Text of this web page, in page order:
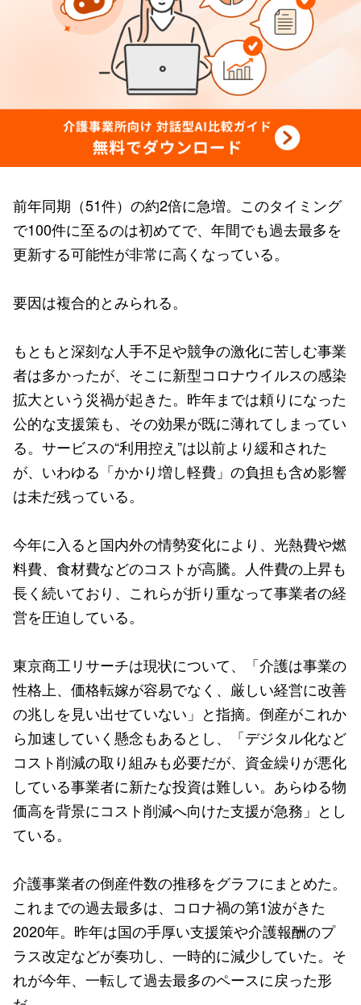
前年同期（51件）の約2倍に急増。このタイミング
で100件に至るのは初めてで、年間でも過去最多を
更新する可能性が非常に高くなっている。
要因は複合的とみられる。
もともと深刻な人手不足や競争の激化に苦しむ事業
者は多かったが、そこに新型コロナウイルスの感染
拡大という災禍が起きた。昨年までは頼りになった
公的な支援策も、その効果が既に薄れてしまってい
る。サービスの“利用控え”は以前より緩和された
が、いわゆる「かかり増し軽費」の負担も含め影響
は未だ残っている。
今年に入ると国内外の情勢変化により、光熱費や燃
料費、食材費などのコストが高騰。人件費の上昇も
長く続いており、これらが折り重なって事業者の経
営を圧迫している。
東京商工リサーチは現状について、「介護は事業の
性格上、価格転嫁が容易でなく、厳しい経営に改善
の兆しを見い出せていない」と指摘。倒産がこれか
ら加速していく懸念もあるとし、「デジタル化など
コスト削減の取り組みも必要だが、資金繰りが悪化
している事業者に新たな投資は難しい。あらゆる物
価高を背景にコスト削減へ向けた支援が急務」とし
ている。
介護事業者の倒産件数の推移をグラフにまとめた。
これまでの過去最多は、コロナ禍の第1波がきた
2020年。昨年は国の手厚い支援策や介護報酬のプ
ラス改定などが奏功し、一時的に減少していた。そ
れが今年、一転して過去最多のペースに戻った形